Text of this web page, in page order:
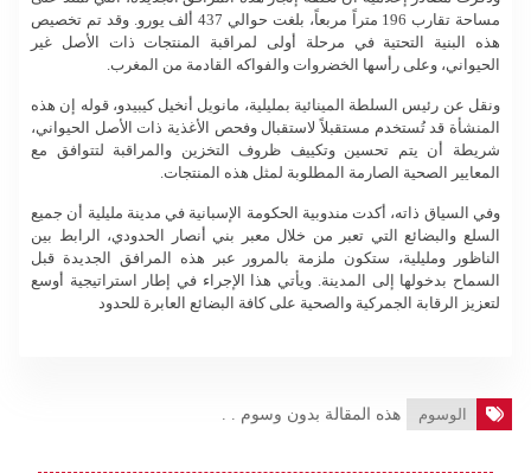
مساحة تقارب 196 متراً مربعاً، بلغت حوالي 437 ألف يورو. وقد تم تخصيص
هذه البنية التحتية في مرحلة أولى لمراقبة المنتجات ذات الأصل غير
الحيواني، وعلى رأسها الخضروات والفواكه القادمة من المغرب.
ونقل عن رئيس السلطة المينائية بمليلية، مانويل أنخيل كيبيدو، قوله إن هذه
المنشأة قد تُستخدم مستقبلاً لاستقبال وفحص الأغذية ذات الأصل الحيواني،
شريطة أن يتم تحسين وتكييف ظروف التخزين والمراقبة لتتوافق مع
المعايير الصحية الصارمة المطلوبة لمثل هذه المنتجات.
وفي السياق ذاته، أكدت مندوبية الحكومة الإسبانية في مدينة مليلية أن جميع
السلع والبضائع التي تعبر من خلال معبر بني أنصار الحدودي، الرابط بين
الناظور ومليلية، ستكون ملزمة بالمرور عبر هذه المرافق الجديدة قبل
السماح بدخولها إلى المدينة. ويأتي هذا الإجراء في إطار استراتيجية أوسع
لتعزيز الرقابة الجمركية والصحية على كافة البضائع العابرة للحدود
الوسوم هذه المقالة بدون وسوم . .